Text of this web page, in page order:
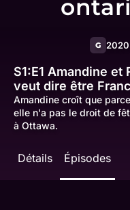
G 2020
S1:E1 Amandine et
veut dire être
Amandine croît que
elle n'a pas le droit de
à Ottawa.
Détails Épisodes